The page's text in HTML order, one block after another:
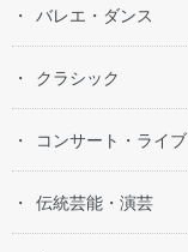
バレエ・ダンス
クラシック
コンサート・ライブ
伝統芸能・演芸